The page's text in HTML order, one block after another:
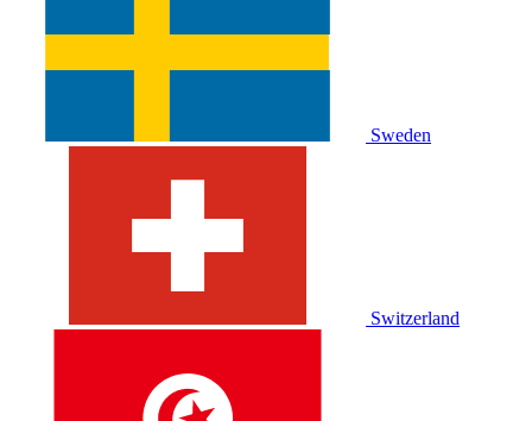
Sweden
Switzerland